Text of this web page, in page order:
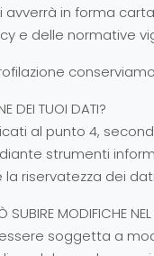
avverrà in forma
e delle normative
DEI TUOI DATI?
al punto 4,
strumenti
riservatezza dei
SUBIRE MODIFICHE
soggetta a